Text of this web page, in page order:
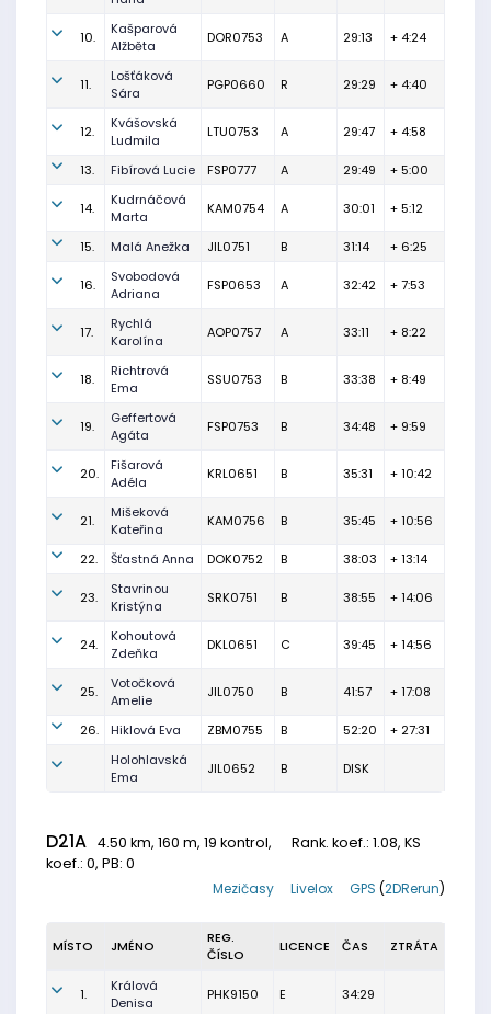
10.
Kašparová
Alžběta
DOR0753 A 29:13 + 4:24
11.
Lošťáková
Sára
PGP0660 R 29:29 + 4:40
12.
Kvášovská
Ludmila
LTU0753 A 29:47 + 4:58
13. Fibírová Lucie FSP0777 A 29:49 + 5:00
14.
Kudrnáčová
Marta
KAM0754 A 30:01 + 5:12
15. Malá Anežka JIL0751 B 31:14 + 6:25
16.
Svobodová
Adriana
FSP0653 A 32:42 + 7:53
17.
Rychlá
Karolína
AOP0757 A 33:11 + 8:22
18.
Richtrová
Ema
SSU0753 B 33:38 + 8:49
19.
Geffertová
Agáta
FSP0753 B 34:48 + 9:59
20.
Fišarová
Adéla
KRL0651 B 35:31 + 10:42
21.
Mišeková
Kateřina
KAM0756 B 35:45 + 10:56
22. Šťastná Anna DOK0752 B 38:03 + 13:14
23.
Stavrinou
Kristýna
SRK0751 B 38:55 + 14:06
24.
Kohoutová
Zdeňka
DKL0651 C 39:45 + 14:56
25.
Votočková
Amelie
JIL0750 B 41:57 + 17:08
26. Hiklová Eva ZBM0755 B 52:20
+ 27:31
Holohlavská
Ema
JIL0652 B DISK
D21A 4.50 km, 160 m, 19 kontrol, Rank. koef.: 1.08, KS
koef.: 0, PB: 0
GPS (2DRerun)
Livelox
Mezičasy
MÍSTO JMÉNO
REG.
ČÍSLO
LICENCE ČAS ZTRÁTA
1.
Králová
Denisa
PHK9150 E 34:29